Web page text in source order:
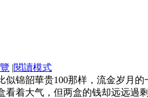
|閱讀模式
似锦韶華贵100那样，流金岁月
着大气，但两盒的钱却远远過